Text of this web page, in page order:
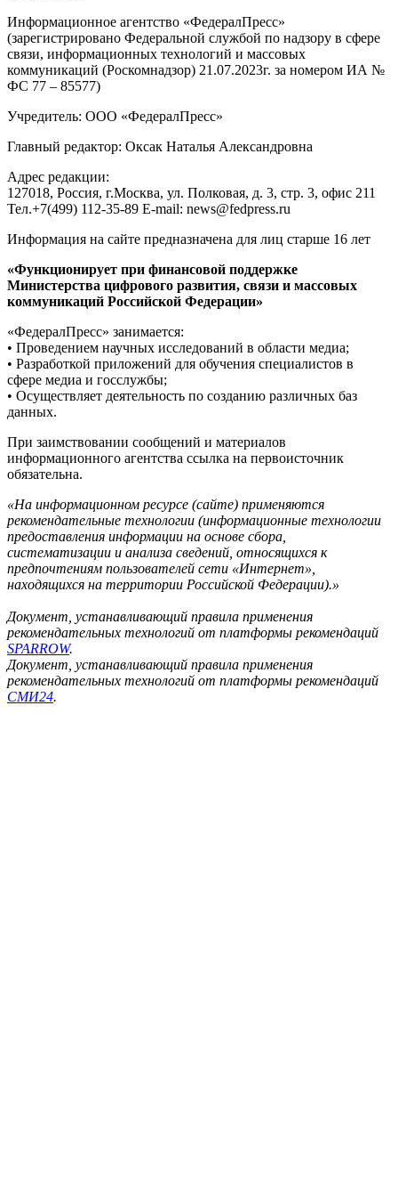
Информационное агентство «ФедералПресс»
(зарегистрировано Федеральной службой по надзору в сфере
связи, информационных технологий и массовых
коммуникаций (Роскомнадзор) 21.07.2023г. за номером ИА №
ФС 77 – 85577)
Учредитель: ООО «ФедералПресс»
Главный редактор: Оксак Наталья Александровна
Адрес редакции:
127018, Россия, г.Москва, ул. Полковая, д. 3, стр. 3, офис 211
Тел.+7(499) 112-35-89 E-mail: news@fedpress.ru
Информация на сайте предназначена для лиц старше 16 лет
«Функционирует при финансовой поддержке
Министерства цифрового развития, связи и массовых
коммуникаций Российской Федерации»
«ФедералПресс» занимается:
• Проведением научных исследований в области медиа;
• Разработкой приложений для обучения специалистов в
сфере медиа и госслужбы;
• Осуществляет деятельность по созданию различных баз
данных.
При заимствовании сообщений и материалов
информационного агентства ссылка на первоисточник
обязательна.
«На информационном ресурсе (сайте) применяются
рекомендательные технологии (информационные технологии
предоставления информации на основе сбора,
систематизации и анализа сведений, относящихся к
предпочтениям пользователей сети «Интернет»,
находящихся на территории Российской Федерации).»
Документ, устанавливающий правила применения
рекомендательных технологий от платформы рекомендаций
SPARROW.
Документ, устанавливающий правила применения
рекомендательных технологий от платформы рекомендаций
СМИ24.